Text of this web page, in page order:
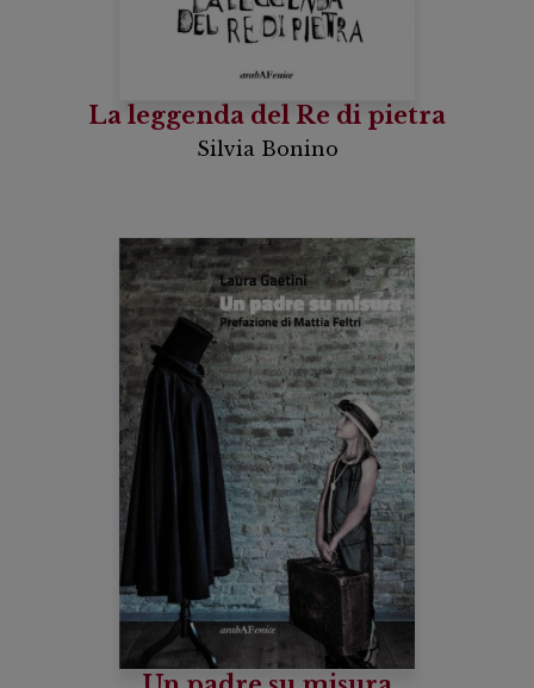
La leggenda del Re di pietra
Silvia Bonino